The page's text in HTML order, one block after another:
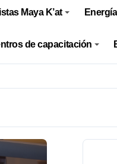
Maya K’at
de capacitación